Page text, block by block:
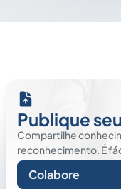
Publique
Compartilhe
reconhecimento. É
Colabore